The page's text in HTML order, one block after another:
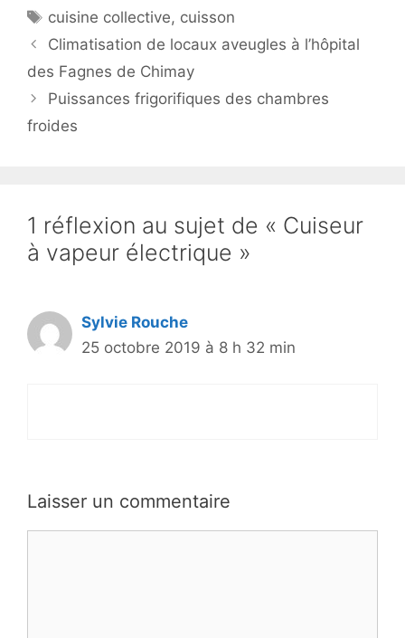
Étiquettes
cuisine collective, cuisson
Climatisation de locaux aveugles à l’hôpital
des Fagnes de Chimay
Puissances frigorifiques des chambres
froides
1 réflexion au sujet de « Cuiseur
à vapeur électrique »
Sylvie Rouche
25 octobre 2019 à 8 h 32 min
Laisser un commentaire